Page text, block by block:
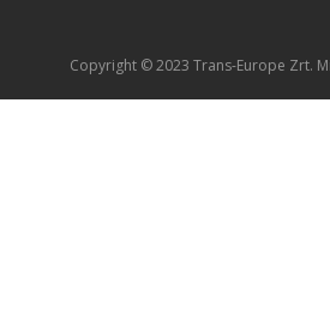
Copyright © 2023 Trans-Europe Zrt.